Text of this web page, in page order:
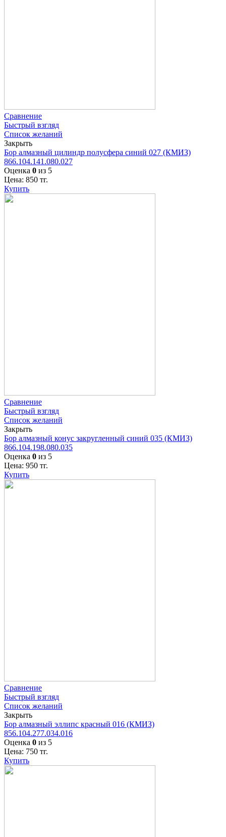
Сравнение
Быстрый взгляд
Список желаний
Закрыть
Бор алмазный цилиндр полусфера синий 027 (КМИЗ)
866.104.141.080.027
Оценка 0 из 5
Цена: 850 тг.
Купить
Сравнение
Быстрый взгляд
Список желаний
Закрыть
Бор алмазный конус закругленный синий 035 (КМИЗ)
866.104.198.080.035
Оценка 0 из 5
Цена: 950 тг.
Купить
Сравнение
Быстрый взгляд
Список желаний
Закрыть
Бор алмазный эллипс красный 016 (КМИЗ)
856.104.277.034.016
Оценка 0 из 5
Цена: 750 тг.
Купить